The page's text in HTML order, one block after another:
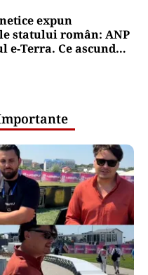
expun
statului român: ANP
e‑Terra. Ce ascund